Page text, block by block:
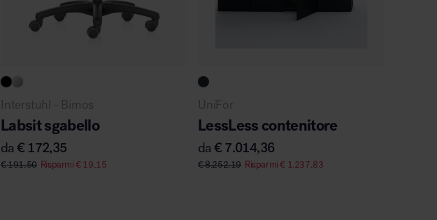
Interstuhl - Bimos
Labsit sgabello
da€ 172,35
€191,50 Risparmi€19,15
UniFor
LessLess contenitore
da€ 7.014,36
€8.252,19 Risparmi€ 1.237,83